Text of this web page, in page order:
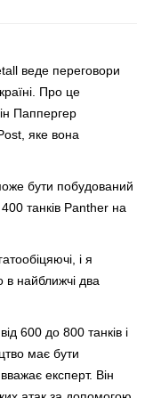
веде переговори
Про це
Паппергер
яке вона
бути побудований
танків Panther на
і я
найближчі два
600 до 800 танків і
має бути
експерт. Він